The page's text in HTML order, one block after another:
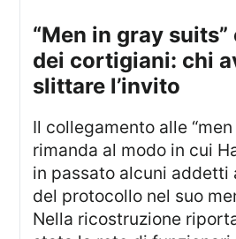
“men in gray suits” e decisione
dei cortigiani: chi
slittare l’invito
Il collegamento alle “men in gray suits”
rimanda al modo in cui
in passato alcuni addetti
del protocollo nel suo
Nella ricostruzione